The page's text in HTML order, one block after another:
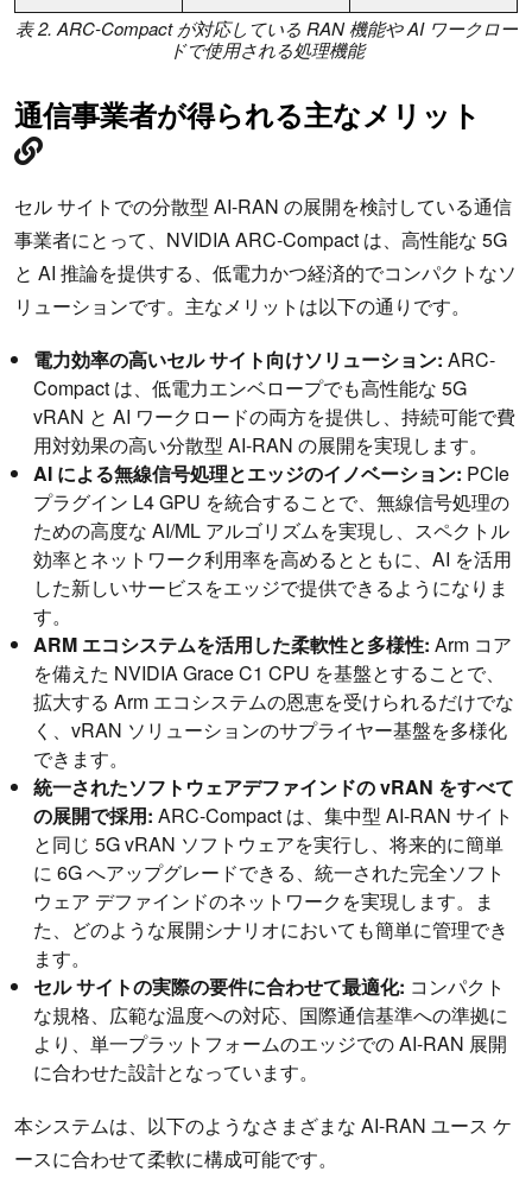
表 2. ARC-Compact が対応している RAN 機能や AI ワークロー
ドで使用される処理機能
通信事業者が得られる主なメリット
セル サイトでの分散型 AI-RAN の展開を検討している通信
事業者にとって、NVIDIA ARC-Compact は、高性能な 5G
と AI 推論を提供する、低電力かつ経済的でコンパクトなソ
リューションです。主なメリットは以下の通りです。
電力効率の高いセル サイト向けソリューション: ARC-
Compact は、低電力エンベロープでも高性能な 5G
vRAN と AI ワークロードの両方を提供し、持続可能で費
用対効果の高い分散型 AI-RAN の展開を実現します。
AI による無線信号処理とエッジのイノベーション: PCIe
プラグイン L4 GPU を統合することで、無線信号処理の
ための高度な AI/ML アルゴリズムを実現し、スペクトル
効率とネットワーク利用率を高めるとともに、AI を活用
した新しいサービスをエッジで提供できるようになりま
す。
ARM エコシステムを活用した柔軟性と多様性: Arm コア
を備えた NVIDIA Grace C1 CPU を基盤とすることで、
拡大する Arm エコシステムの恩恵を受けられるだけでな
く、vRAN ソリューションのサプライヤー基盤を多様化
できます。
統一されたソフトウェアデファインドの vRAN をすべて
の展開で採用: ARC-Compact は、集中型 AI-RAN サイト
と同じ 5G vRAN ソフトウェアを実行し、将来的に簡単
に 6G へアップグレードできる、統一された完全ソフト
ウェア デファインドのネットワークを実現します。ま
た、どのような展開シナリオにおいても簡単に管理でき
ます。
セル サイトの実際の要件に合わせて最適化: コンパクト
な規格、広範な温度への対応、国際通信基準への準拠に
より、単一プラットフォームのエッジでの AI-RAN 展開
に合わせた設計となっています。
本システムは、以下のようなさまざまな AI-RAN ユース ケ
ースに合わせて柔軟に構成可能です。